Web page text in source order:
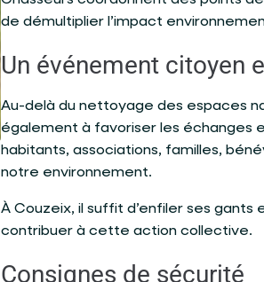
de démultiplier l’impact
Un événement citoyen
Au-delà du nettoyage des espaces
également à favoriser les échanges
habitants, associations, familles,
notre environnement.
À Couzeix, il suffit d’enfiler ses
contribuer à cette action collective.
Consignes de sécurité